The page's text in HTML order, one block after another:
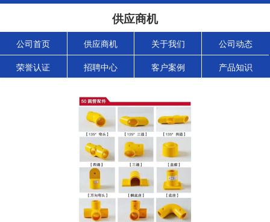
供应商机
公司首页 供应商机 关于我们 公司动态
荣誉认证 招聘中心 客户案例 产品知识